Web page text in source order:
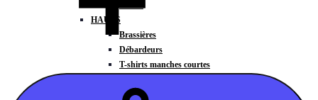
HAUTS
Brassières
Débardeurs
T-shirts manches courtes
Sweat-shirts